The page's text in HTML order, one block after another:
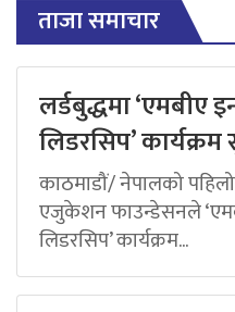
ताजा समाचार
लर्डबुद्धमा ‘एमबीए
लिडरसिप’
काठमाडौं/ नेपालको
एजुकेशन फाउन्डेसनले
लिडरसिप’ कार्यक्रम...